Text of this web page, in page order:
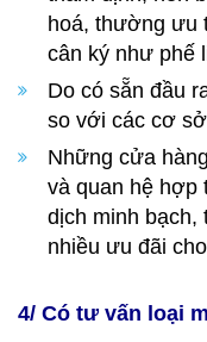
hoá, thường ưu
cân ký như phế
Do có sẵn đầu
so với các cơ
Những cửa
và quan hệ hợp
dịch minh bạch,
nhiều ưu đãi
4/ Có tư vấn loại